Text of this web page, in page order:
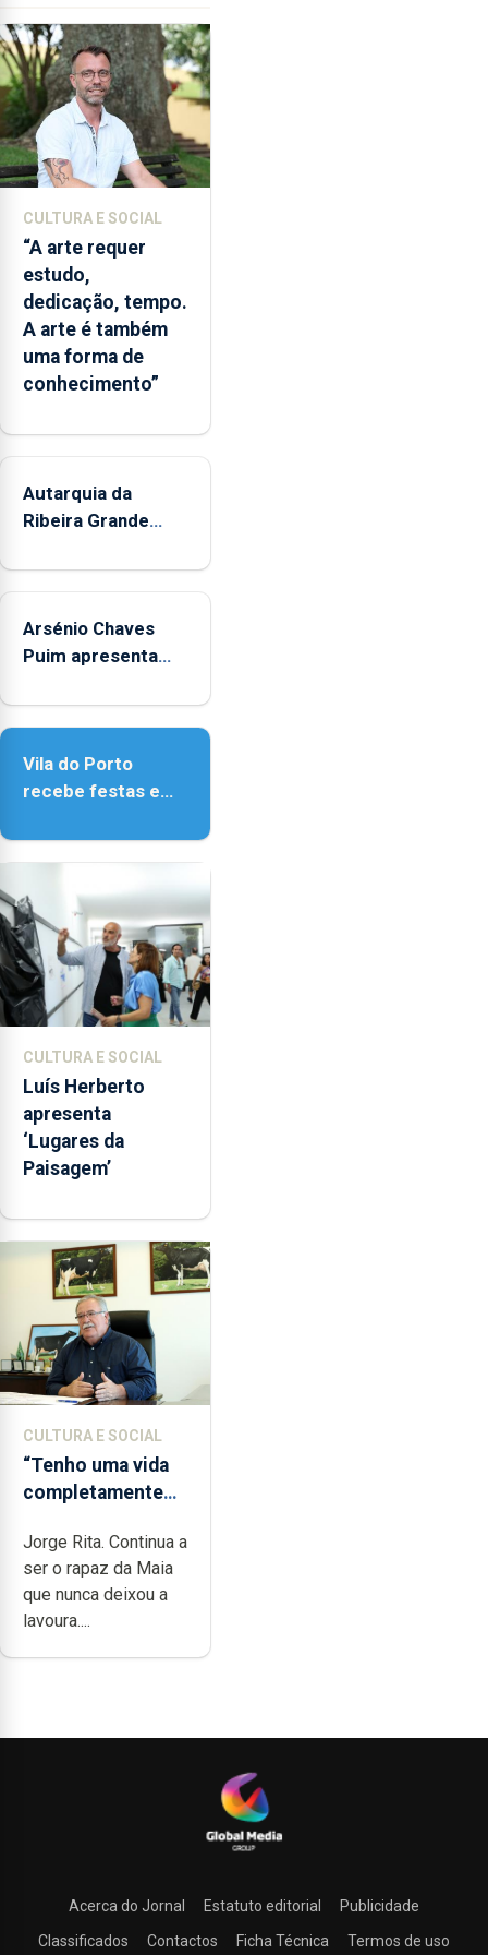
garante
a
abertura
dos
museus
e
núcleos
integrados
na
Rede
Municipal
de
Museus
aos
durante
mês
de
entre
14h00
e
18h00.
CULTURA E SOCIAL
“A arte requer
estudo,
dedicação, tempo.
A arte é também
uma forma de
conhecimento”
Autarquia da
Ribeira Grande
"Museus no Verão"
Arsénio Chaves
Puim apresenta
de Vila do Porto
Vila do Porto
recebe festas em
Senhora da
CULTURA E SOCIAL
Luís Herberto
apresenta
‘Lugares da
Paisagem’
CULTURA E SOCIAL
“Tenho uma vida
completamente
dedicação, gosto
e muita paixão”
Jorge Rita. Continua a
ser o rapaz da Maia
que nunca deixou a
lavoura....
Acerca do Jornal Estatuto editorial
Publicidade
Classificados
Contactos Ficha Técnica Termos de uso